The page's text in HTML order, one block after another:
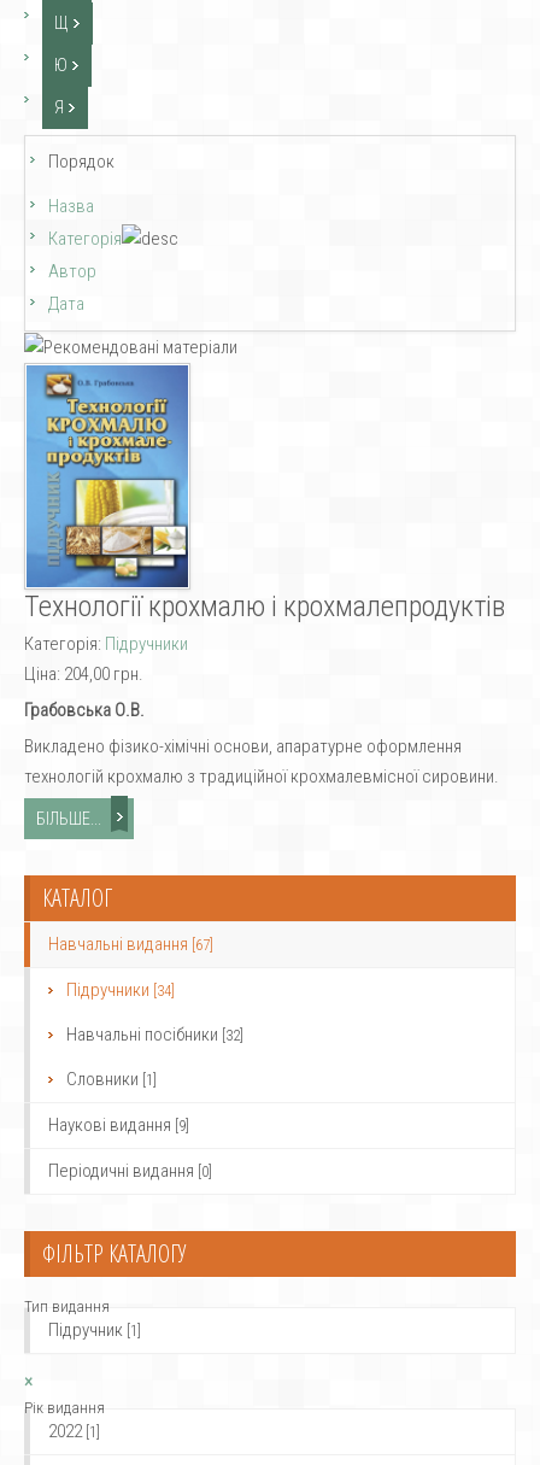
Ю
Я
Порядок
Назва
Категорія
Автор
Дата
Технології крохмалю і крохмалепродуктів
Категорія: Підручники
Ціна: 204,00 грн.
Грабовська О.В.
Викладено фізико-хімічні основи, апаратурне оформлення
технологій крохмалю з традиційної крохмалевмісної сировини.
БІЛЬШЕ...
КАТАЛОГ
Навчальні видання [67]
Підручники [34]
Навчальні посібники [32]
Словники [1]
Наукові видання [9]
Періодичні видання [0]
ФІЛЬТР КАТАЛОГУ
Тип видання
Підручник [1]
×
Рік видання
2022 [1]